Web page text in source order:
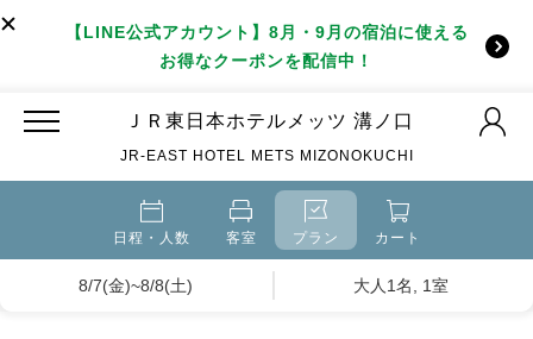
【LINE公式アカウント】8月・9月の宿泊に使える
お得なクーポンを配信中！
ＪＲ東日本ホテルメッツ 溝ノ口
JR-EAST HOTEL METS MIZONOKUCHI
日程・人数 客室 プラン カート
8/7(金)~8/8(土) 大人1名, 1室